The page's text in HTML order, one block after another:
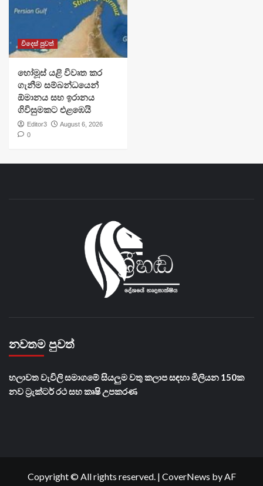
විදෙස් පුවත්
හෝමූස් යළි විවෘත කර
ගැනීම සම්බන්ධයෙන්
ඕමානය සහ ඉරානය
ගිවිසුමකට එළඹෙයි
Editor3
August 6, 2026
0
නවතම පුවත්
හලාවත වැවිලි සමාගමේ සියලුම වතු කලාප සඳහා මිලියන 150ක
නව ට්‍රැක්ටර් රථ සහ කෘෂි උපකරණ
Copyright © All rights reserved. | CoverNews by AF